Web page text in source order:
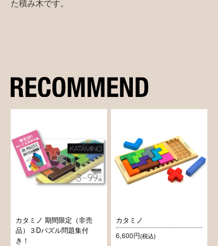
た積み木です。
カタミノ 期間限定（非売
品）３Dパズル問題集付
き！
カタミノ
6,600円(税込)